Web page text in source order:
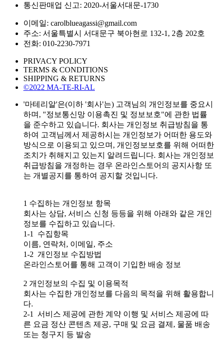
통신판매업 신고: 2020-서울서대문-1730
이메일: carolblueagassi@gmail.com
주소: 서울특별시 서대문구 북아현로 132-1, 2층 202호
전화: 010-2230-7971
PRIVACY POLICY
TERMS & CONDITIONS
SHIPPING & RETURNS
©2022 MA-TE-RI-AL
'마테리알'은(이하 '회사'는) 고객님의 개인정보를 중요시
하며, "정보통신망 이용촉진 및 정보보호"에 관한 법률
을 준수하고 있습니다. 회사는 개인정보 취급방침을 통
하여 고객님께서 제공하시는 개인정보가 어떠한 용도와
방식으로 이용되고 있으며, 개인정보보호를 위해 어떠한
조치가 취해지고 있는지 알려드립니다. 회사는 개인정보
취급방침을 개정하는 경우 온라인스토어의 공지사항 또
는 개별공지를 통하여 공지할 것입니다.
1 수집하는 개인정보 항목
회사는 상담, 서비스 신청 등등을 위해 아래와 같은 개인
정보를 수집하고 있습니다.
1-1 수집항목
이름, 연락처, 이메일, 주소
1-2 개인정보 수집방법
온라인스토어를 통해 고객이 기입한 배송 정보
2 개인정보의 수집 및 이용목적
회사는 수집한 개인정보를 다음의 목적을 위해 활용합니
다.
2-1 서비스 제공에 관한 계약 이행 및 서비스 제공에 따
른 요금 정산 콘텐츠 제공, 구매 및 요금 결제, 물품 배송
또는 청구지 등 발송